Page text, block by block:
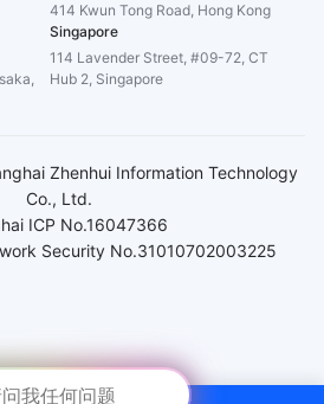
414 Kwun Tong Road, Hong Kong
Singapore
114 Lavender Street, #09-72, CT
Hub 2, Singapore
ICP No.16047366
Security No.31010702003225
Zhenhui Information Technology
Co., Ltd.